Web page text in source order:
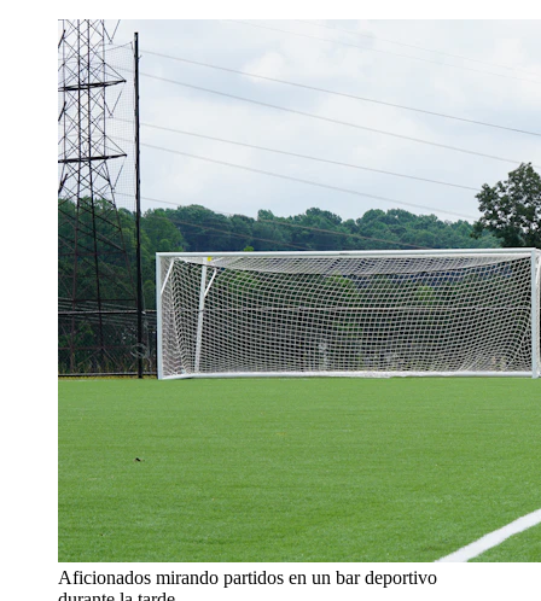
Aficionados mirando partidos en un bar deportivo